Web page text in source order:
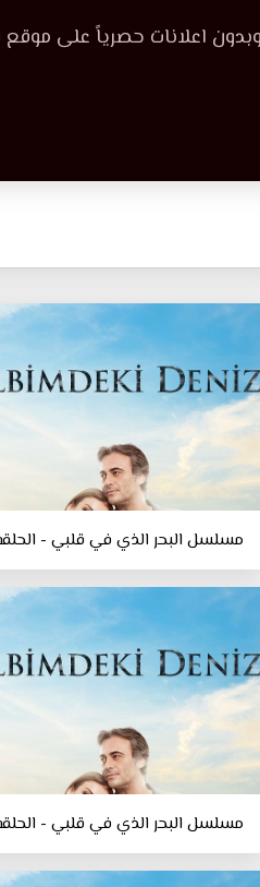
اعلانات حصرياً على
مسلسل البحر الذي في قلبي - الحلقة
مسلسل البحر الذي في قلبي - الحلقة